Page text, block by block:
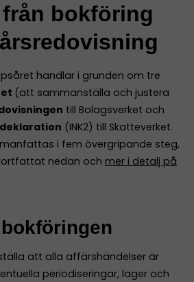
bokföring
handlar i grunden om tre
(att sammanställa och justera
till Bolagsverket och
(INK2) till Skatteverket.
i fem övergripande steg,
nedan och mer i detalj på
att alla affärshändelser är
periodiseringar, lager och